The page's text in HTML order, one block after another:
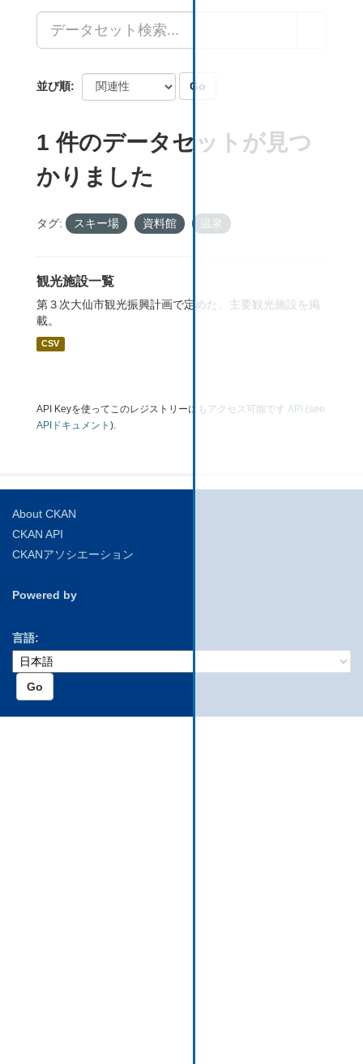
並び順 Go
1 件のデータセットが見つ
かりました
タグ: スキー場 資料館 温泉
観光施設一覧
第３次大仙市観光振興計画で定めた、主要観光施設を掲
載。
CSV
API Keyを使ってこのレジストリーにもアクセス可能です API (see
APIドキュメント ).
About CKAN
CKAN API
CKANアソシエーション
Powered by
言語
Go